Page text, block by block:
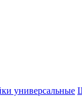
универсальные